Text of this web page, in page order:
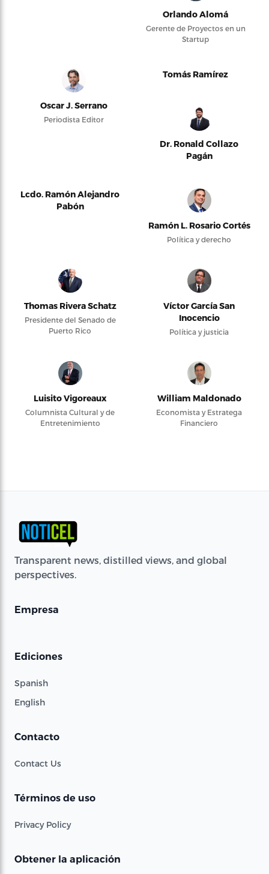
Orlando Alomá
Gerente de Proyectos en un
Startup
Oscar J. Serrano
Periodista Editor
Tomás Ramírez
Dr. Ronald Collazo
Pagán
Lcdo. Ramón Alejandro
Pabón
Ramón L. Rosario Cortés
Política y derecho
Thomas Rivera Schatz
Presidente del Senado de
Puerto Rico
Víctor García San
Inocencio
Política y justicia
Luisito Vigoreaux
Columnista Cultural y de
Entretenimiento
William Maldonado
Economista y Estratega
Financiero
Transparent news, distilled views, and global
perspectives.
Empresa
Ediciones
Spanish
English
Contacto
Contact Us
Términos de uso
Privacy Policy
Obtener la aplicación